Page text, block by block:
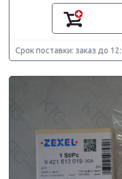
Срок поставки: заказ до